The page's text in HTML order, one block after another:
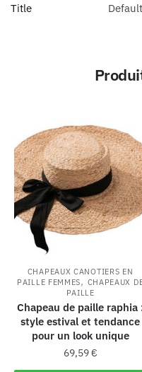
Title
CHAPEAUX CANOTIERS EN
PAILLE FEMMES, CHAPEAUX
PAILLE
Chapeau de paille raphia
style estival et tendance
pour un look unique
69,59€